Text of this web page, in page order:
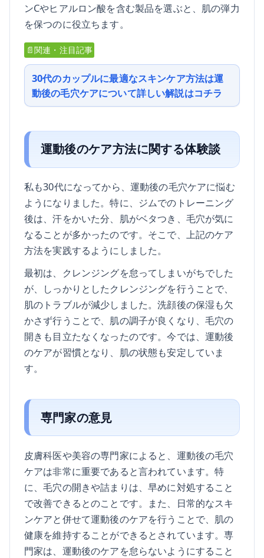
ンCやヒアルロン酸を含む製品を選ぶと、肌の弾力
を保つのに役立ちます。
📄関連・注目記事
30代のカップルに最適なスキンケア方法は運
動後の毛穴ケアについて詳しい解説はコチラ
運動後のケア方法に関する体験談
私も30代になってから、運動後の毛穴ケアに悩む
ようになりました。特に、ジムでのトレーニング
後は、汗をかいた分、肌がベタつき、毛穴が気に
なることが多かったのです。そこで、上記のケア
方法を実践するようにしました。
最初は、クレンジングを怠ってしまいがちでした
が、しっかりとしたクレンジングを行うことで、
肌のトラブルが減少しました。洗顔後の保湿も欠
かさず行うことで、肌の調子が良くなり、毛穴の
開きも目立たなくなったのです。今では、運動後
のケアが習慣となり、肌の状態も安定していま
す。
専門家の意見
皮膚科医や美容の専門家によると、運動後の毛穴
ケアは非常に重要であると言われています。特
に、毛穴の開きや詰まりは、早めに対処すること
で改善できるとのことです。また、日常的なスキ
ンケアと併せて運動後のケアを行うことで、肌の
健康を維持することができるとされています。専
門家は、運動後のケアを怠らないようにすること